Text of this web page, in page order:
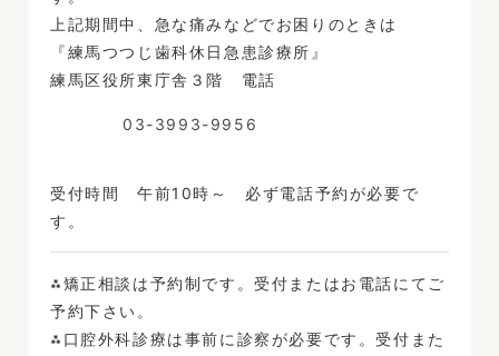
上記期間中、急な痛みなどでお困りのときは
『練馬つつじ歯科休日急患診療所』
練馬区役所東庁舎３階 電話
03-3993-9956
受付時間 午前10時～ 必ず電話予約が必要で
す。
⁂矯正相談は予約制です。受付またはお電話にてご
予約下さい。
⁂口腔外科診療は事前に診察が必要です。受付また